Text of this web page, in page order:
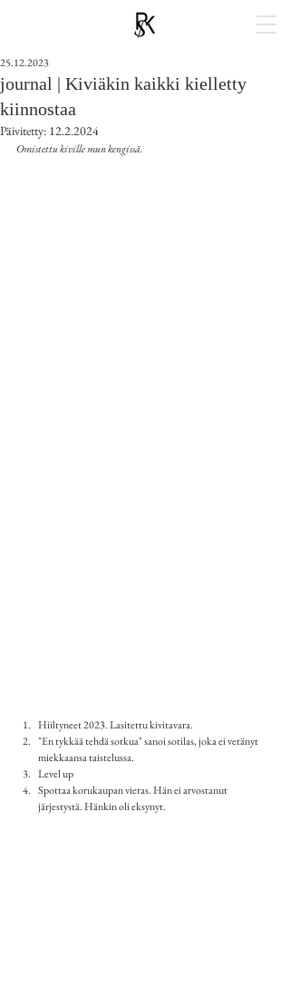
journal | Kiviäkin kaikki kielletty
kiinnostaa
25.12.2023
Päivitetty: 12.2.2024
Omistettu kiville mun kengissä.
Hiiltyneet 2023. Lasitettu kivitavara.
"En tykkää tehdä sotkua" sanoi sotilas, joka ei vetänyt
miekkaansa taistelussa.
Level up
Spottaa korukaupan vieras. Hän ei arvostanut
järjestystä. Hänkin oli eksynyt.